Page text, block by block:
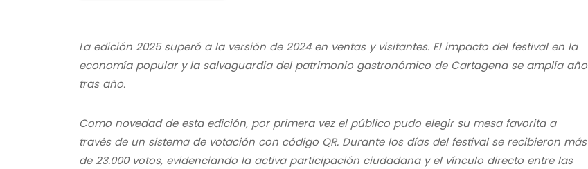
La edición 2025 superó a la versión de 2024 en ventas y visitantes. El impacto del festival en la
economía popular y la salvaguardia del patrimonio gastronómico de Cartagena se amplía año
tras año.
Como novedad de esta edición, por primera vez el público pudo elegir su mesa favorita a
través de un sistema de votación con código QR. Durante los días del festival se recibieron más
de 23.000 votos, evidenciando la activa participación ciudadana y el vínculo directo entre las